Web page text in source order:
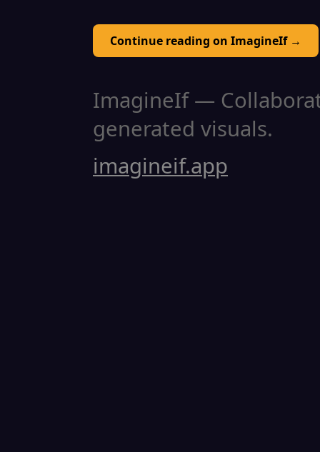
Continue reading on ImagineIf →
ImagineIf —
generated visuals.
imagineif.app